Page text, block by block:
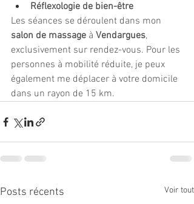
Réflexologie de bien-être
Les séances se déroulent dans mon
salon de massage à Vendargues,
exclusivement sur rendez-vous. Pour les
personnes à mobilité réduite, je peux
également me déplacer à votre domicile
dans un rayon de 15 km.
Posts récents Voir tout